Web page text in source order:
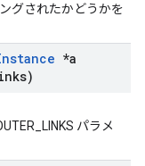
グされたかどうかを
*a
パラメ